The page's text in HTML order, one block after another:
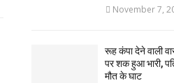
November 7,
रूह कंपा देने वाली
पर शक हुआ भारी,
मौत के घाट